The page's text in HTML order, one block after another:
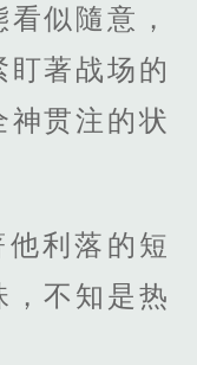
似隨意，
著战场的
神贯注的状
利落的短
，不知是热